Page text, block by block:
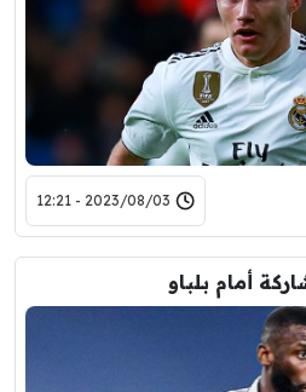
2023/08/03 - 12:21
أمام بلباو